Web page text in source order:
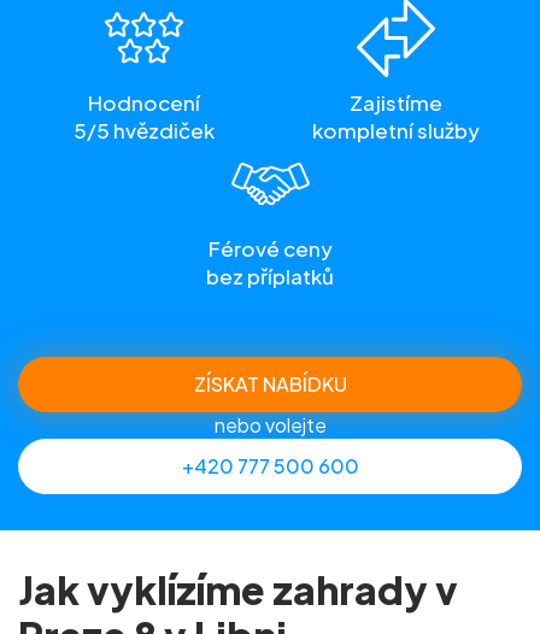
Hodnocení
5/5 hvězdiček
Zajistíme
kompletní služby
Férové ceny
bez příplatků
ZÍSKAT NABÍDKU
nebo volejte
+420 777 500 600
Jak vyklízíme zahrady v